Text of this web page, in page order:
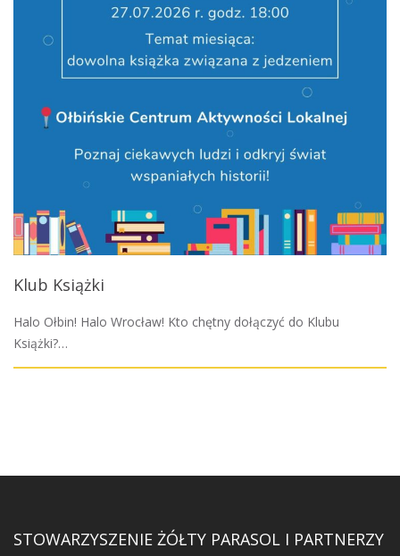
Klub Książki
Halo Ołbin! Halo Wrocław! Kto chętny dołączyć do Klubu
Książki?…
STOWARZYSZENIE ŻÓŁTY PARASOL I PARTNERZY